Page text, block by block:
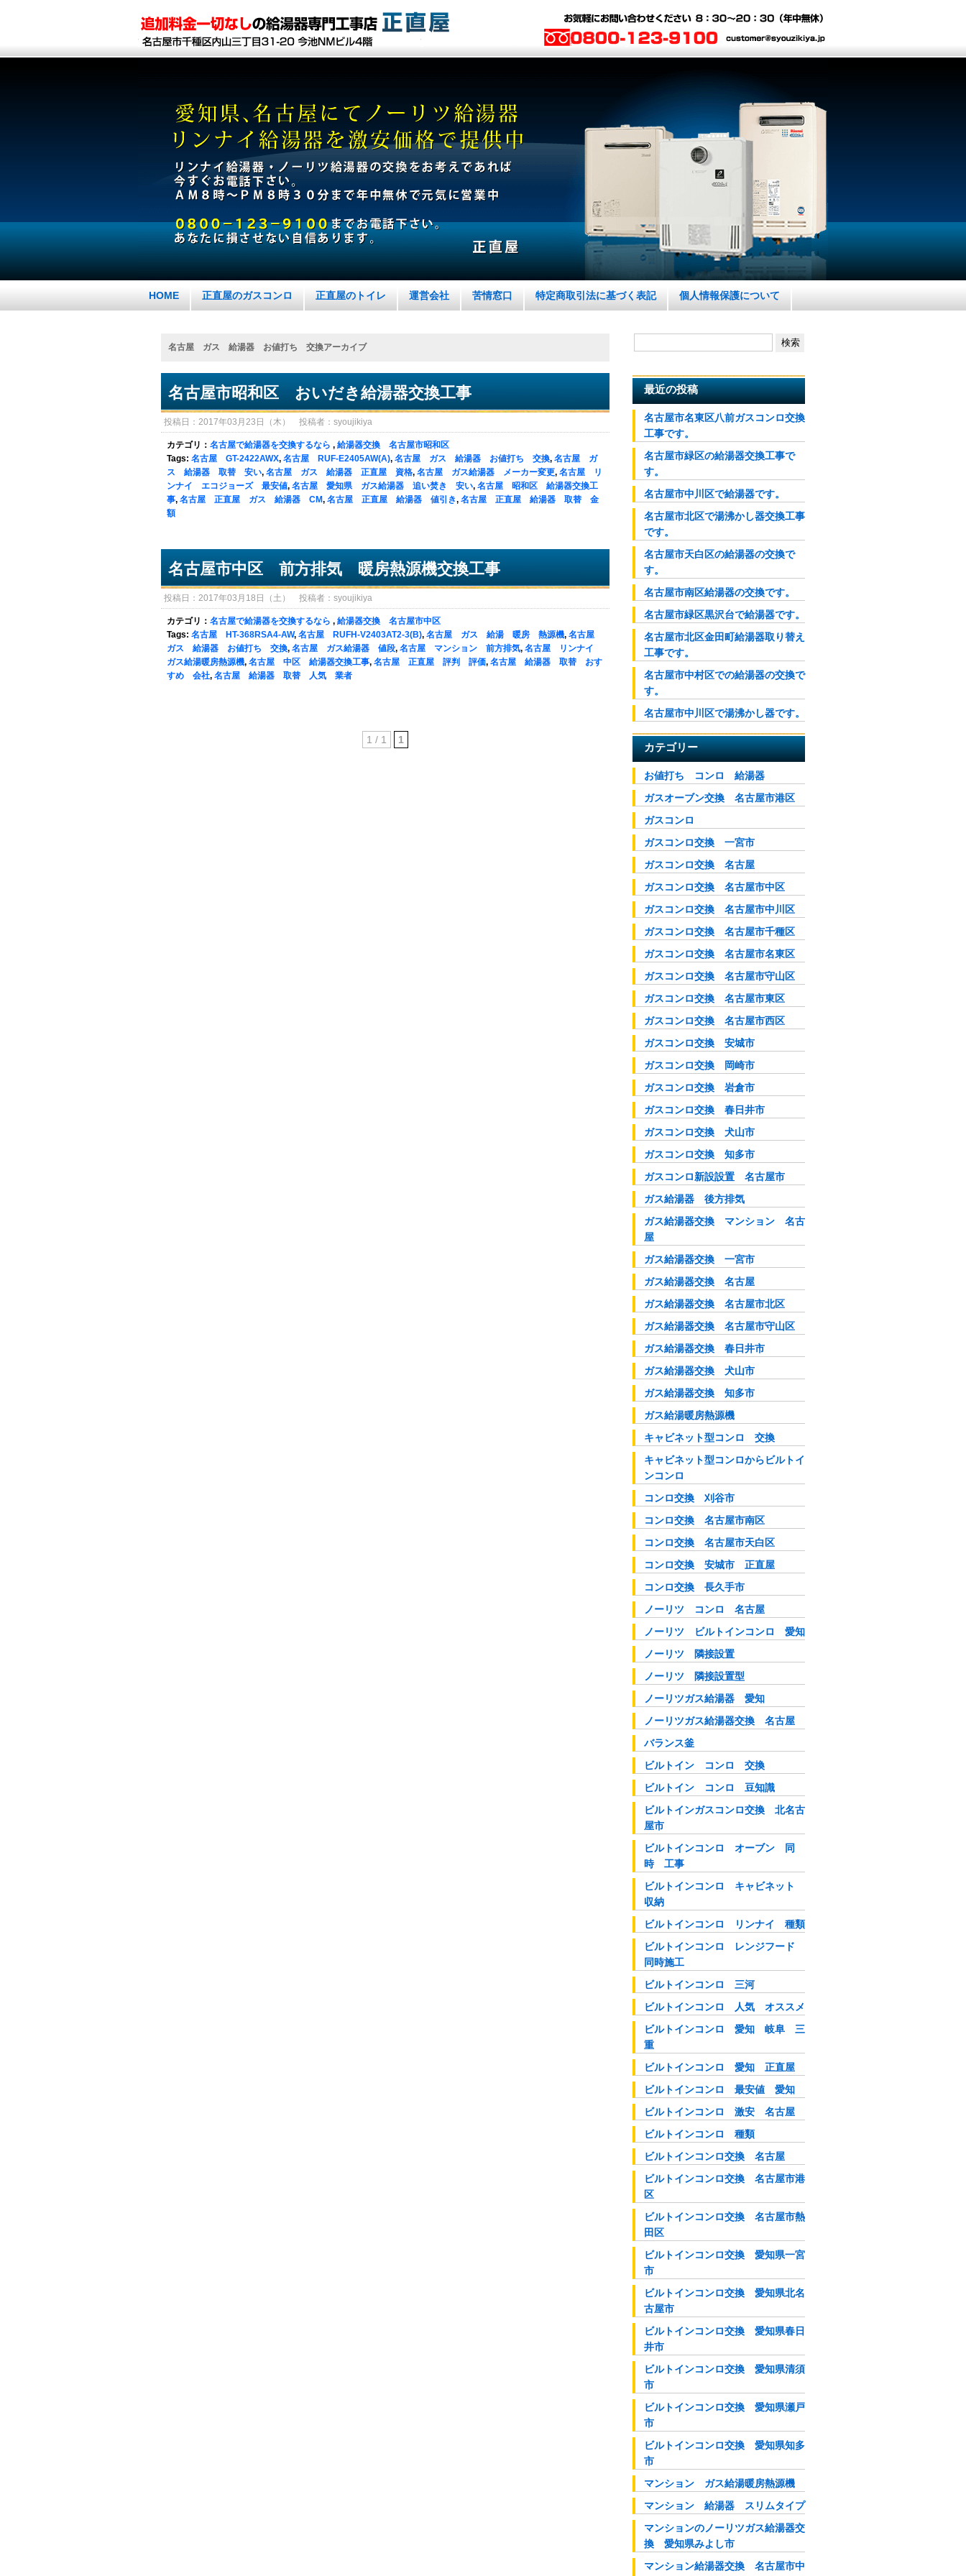
HOME 正直屋のガスコンロ 正直屋のトイレ 運営会社 苦情窓口 特定商取引法に基づく表記 個人情報保護について
名古屋 ガス 給湯器 お値打ち 交換アーカイブ
名古屋市昭和区 おいだき給湯器交換工事
投稿日：2017年03月23日（木） 投稿者：syoujikiya
カテゴリ： 名古屋で給湯器を交換するなら , 給湯器交換 名古屋市昭和区
Tags: 名古屋 GT-2422AWX, 名古屋 RUF-E2405AW(A), 名古屋 ガス 給湯器 お値打ち 交換, 名古屋 ガ
ス 給湯器 取替 安い, 名古屋 ガス 給湯器 正直屋 資格, 名古屋 ガス給湯器 メーカー変更, 名古屋 リ
ンナイ エコジョーズ 最安値, 名古屋 愛知県 ガス給湯器 追い焚き 安い, 名古屋 昭和区 給湯器交換工
事, 名古屋 正直屋 ガス 給湯器 CM, 名古屋 正直屋 給湯器 値引き, 名古屋 正直屋 給湯器 取替 金
額
名古屋市中区 前方排気 暖房熱源機交換工事
投稿日：2017年03月18日（土） 投稿者：syoujikiya
カテゴリ： 名古屋で給湯器を交換するなら , 給湯器交換 名古屋市中区
Tags: 名古屋 HT-368RSA4-AW, 名古屋 RUFH-V2403AT2-3(B), 名古屋 ガス 給湯 暖房 熱源機, 名古屋
ガス 給湯器 お値打ち 交換, 名古屋 ガス給湯器 値段, 名古屋 マンション 前方排気, 名古屋 リンナイ
ガス給湯暖房熱源機, 名古屋 中区 給湯器交換工事, 名古屋 正直屋 評判 評価, 名古屋 給湯器 取替 おす
すめ 会社, 名古屋 給湯器 取替 人気 業者
1 / 1 1
最近の投稿
名古屋市名東区八前ガスコンロ交換
工事です。
名古屋市緑区の給湯器交換工事で
す。
名古屋市中川区で給湯器です。
名古屋市北区で湯沸かし器交換工事
です。
名古屋市天白区の給湯器の交換で
す。
名古屋市南区給湯器の交換です。
名古屋市緑区黒沢台で給湯器です。
名古屋市北区金田町給湯器取り替え
工事です。
名古屋市中村区での給湯器の交換で
す。
名古屋市中川区で湯沸かし器です。
カテゴリー
お値打ち コンロ 給湯器
ガスオーブン交換 名古屋市港区
ガスコンロ
ガスコンロ交換 一宮市
ガスコンロ交換 名古屋
ガスコンロ交換 名古屋市中区
ガスコンロ交換 名古屋市中川区
ガスコンロ交換 名古屋市千種区
ガスコンロ交換 名古屋市名東区
ガスコンロ交換 名古屋市守山区
ガスコンロ交換 名古屋市東区
ガスコンロ交換 名古屋市西区
ガスコンロ交換 安城市
ガスコンロ交換 岡崎市
ガスコンロ交換 岩倉市
ガスコンロ交換 春日井市
ガスコンロ交換 犬山市
ガスコンロ交換 知多市
ガスコンロ新設設置 名古屋市
ガス給湯器 後方排気
ガス給湯器交換 マンション 名古
屋
ガス給湯器交換 一宮市
ガス給湯器交換 名古屋
ガス給湯器交換 名古屋市北区
ガス給湯器交換 名古屋市守山区
ガス給湯器交換 春日井市
ガス給湯器交換 犬山市
ガス給湯器交換 知多市
ガス給湯暖房熱源機
キャビネット型コンロ 交換
キャビネット型コンロからビルトイ
ンコンロ
コンロ交換 刈谷市
コンロ交換 名古屋市南区
コンロ交換 名古屋市天白区
コンロ交換 安城市 正直屋
コンロ交換 長久手市
ノーリツ コンロ 名古屋
ノーリツ ビルトインコンロ 愛知
ノーリツ 隣接設置
ノーリツ 隣接設置型
ノーリツガス給湯器 愛知
ノーリツガス給湯器交換 名古屋
バランス釜
ビルトイン コンロ 交換
ビルトイン コンロ 豆知識
ビルトインガスコンロ交換 北名古
屋市
ビルトインコンロ オーブン 同
時 工事
ビルトインコンロ キャビネット
収納
ビルトインコンロ リンナイ 種類
ビルトインコンロ レンジフード
同時施工
ビルトインコンロ 三河
ビルトインコンロ 人気 オススメ
ビルトインコンロ 愛知 岐阜 三
重
ビルトインコンロ 愛知 正直屋
ビルトインコンロ 最安値 愛知
ビルトインコンロ 激安 名古屋
ビルトインコンロ 種類
ビルトインコンロ交換 名古屋
ビルトインコンロ交換 名古屋市港
区
ビルトインコンロ交換 名古屋市熱
田区
ビルトインコンロ交換 愛知県一宮
市
ビルトインコンロ交換 愛知県北名
古屋市
ビルトインコンロ交換 愛知県春日
井市
ビルトインコンロ交換 愛知県清須
市
ビルトインコンロ交換 愛知県瀬戸
市
ビルトインコンロ交換 愛知県知多
市
マンション ガス給湯暖房熱源機
マンション 給湯器 スリムタイプ
マンションのノーリツガス給湯器交
換 愛知県みよし市
マンション給湯器交換 名古屋市中